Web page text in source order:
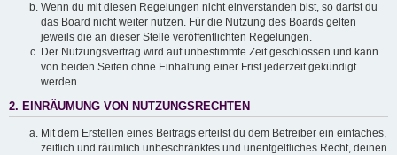
Wenn du mit diesen Regelungen nicht einverstanden bist, so darfst du
das Board nicht weiter nutzen. Für die Nutzung des Boards gelten
jeweils die an dieser Stelle veröffentlichten Regelungen.
Der Nutzungsvertrag wird auf unbestimmte Zeit geschlossen und kann
von beiden Seiten ohne Einhaltung einer Frist jederzeit gekündigt
werden.
2. EINRÄUMUNG VON NUTZUNGSRECHTEN
Mit dem Erstellen eines Beitrags erteilst du dem Betreiber ein einfaches,
zeitlich und räumlich unbeschränktes und unentgeltliches Recht, deinen